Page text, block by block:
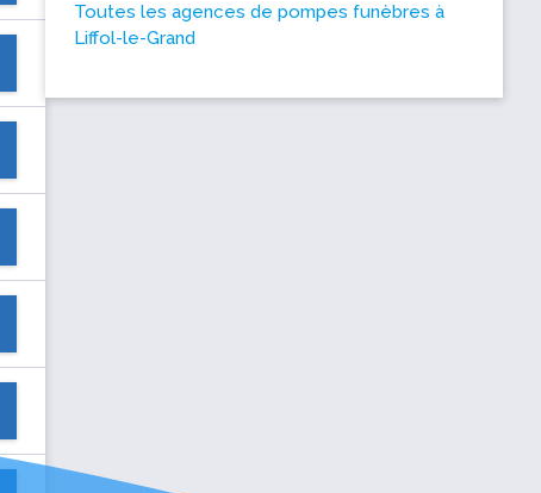
Toutes les agences de pompes funèbres à
Liffol-le-Grand